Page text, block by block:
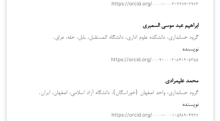
https://orcid.org/۰۰۰۰-۰۰۰۳-۲۲۷۶-۲۹۷۳
ابراهیم عبد موسی السعبرى
گروه حسابداری، دانشکده علوم اداری، دانشگاه المستقبل، بابل، حله، عراق.
نویسنده
https://orcid.org/۰۰۰۹-۰۰۰۲-۸۴۱۲-۵۳۵۵
محمد علیمرادی
گروه حسابداری، واحد اصفهان (خوراسگان)، دانشگاه آزاد اسلامی، اصفهان، ایران.
نویسنده
https://orcid.org/۰۰۰۰-۰۰۰۱-۵۶۸۹-۴۹۳۷